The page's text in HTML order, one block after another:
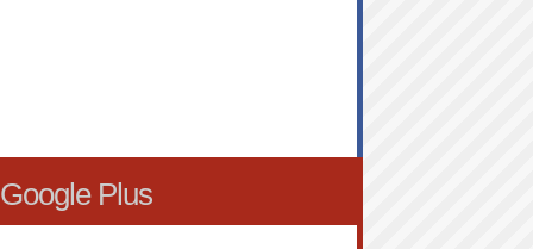
Google Plus